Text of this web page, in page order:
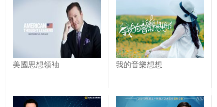
美國思想領袖 我的音樂想想